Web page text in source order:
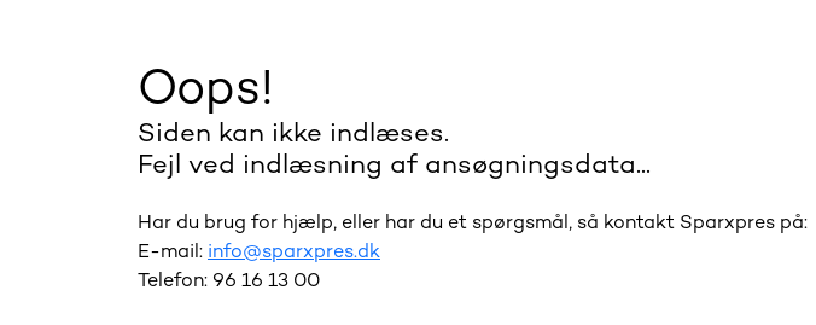
Oops!
Siden kan ikke indlæses.
Fejl ved indlæsning af ansøgningsdata...
Har du brug for hjælp, eller har du et spørgsmål, så kontakt Sparxpres på:
E-mail: info@sparxpres.dk
Telefon: 96 16 13 00